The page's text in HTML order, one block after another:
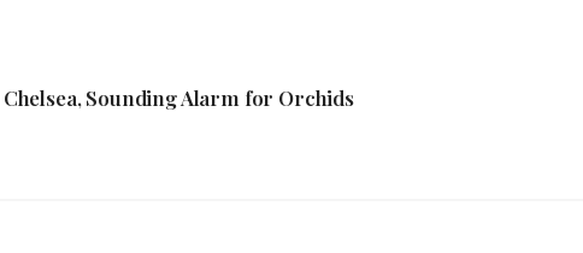
Sounding Alarm for Orchids